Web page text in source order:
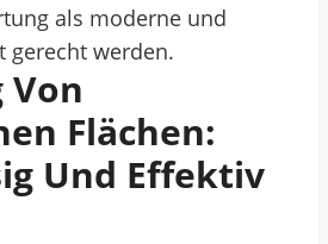
als moderne und
gerecht werden.
Von
Flächen:
Und Effektiv